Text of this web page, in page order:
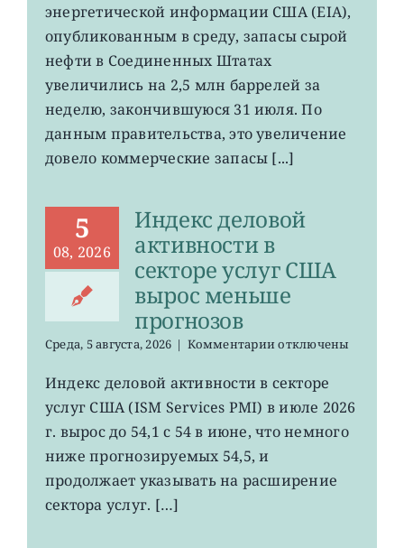
запасы
нефти
хранилищах
США
выросли
энергетической информации США (EIA),
опубликованным в среду, запасы сырой
нефти в Соединенных Штатах
увеличились на 2,5 млн баррелей за
неделю, закончившуюся 31 июля. По
данным правительства, это увеличение
довело коммерческие запасы [...]
5
08, 2026
Индекс деловой
активности в
секторе услуг США
вырос меньше
прогнозов
Среда, 5 августа, 2026 | Комментариик
Индекс
деловой
активности
в
США
отключены
Индекс деловой активности в секторе
услуг США (ISM Services PMI) в июле 2026
г. вырос до 54,1 с 54 в июне, что немного
ниже прогнозируемых 54,5, и
продолжает указывать на расширение
сектора услуг. […]